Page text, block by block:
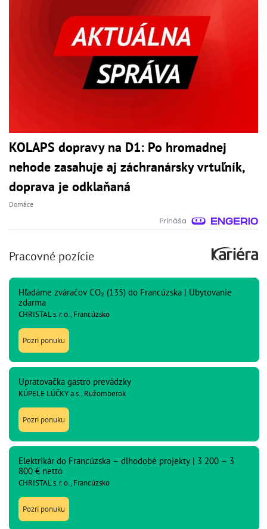
KOLAPS dopravy na D1: Po hromadnej
nehode zasahuje aj záchranársky vrtuľník,
doprava je odklaňaná
Domáce
Pracovné pozície
Hľadáme zváračov CO₂ (135) do Francúzska | Ubytovanie
zdarma
CHRISTAL s. r. o., Francúzsko
Pozri ponuku
Upratovačka gastro prevádzky
KÚPELE LÚČKY a.s., Ružomberok
Pozri ponuku
Elektrikár do Francúzska – dlhodobé projekty | 3 200 – 3
800 € netto
CHRISTAL s. r. o., Francúzsko
Pozri ponuku